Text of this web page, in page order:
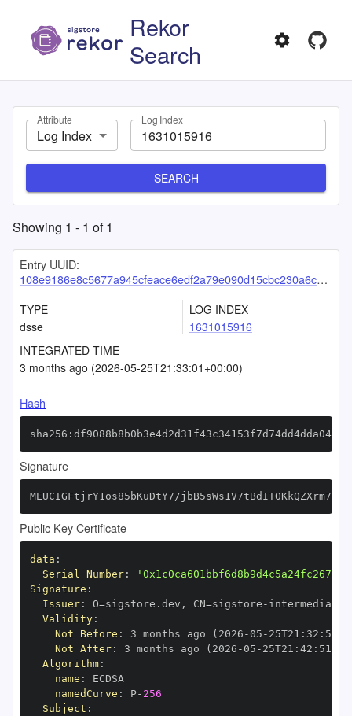
Rekor
Search
Attribute
Log Index
Log Index
SEARCH
Showing 1 - 1 of1
Entry UUID:
108e9186e8c5677a945cfeace6edf2a79e090d15cbc230a6cdc98b92d68a50b6d90998aa6ea58bc1
TYPE
dsse
LOG INDEX
1631015916
INTEGRATED TIME
3 months ago (2026-05-25T21:33:01+00:00)
Hash
Signature
MEUCIGFtjrY1os85bKuDtY7/
Public Key Certificate
data :
Serial Number:
Signature :
Issuer: O=sigstore.dev , CN=sigstore -
Validity:
Not Before : 3 months ago (2026 -05 - 25T21 : 32 :
Not After: 3 months ago (2026 -05 - 25T21 : 42 : 51+00
Algorithm:
name :
namedCurve : P- 256
Subject :